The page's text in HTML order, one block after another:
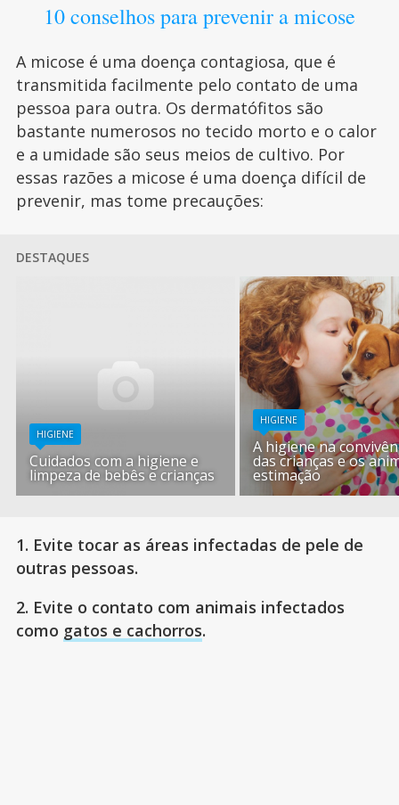
10 conselhos para prevenir a micose
A micose é uma doença contagiosa, que é
transmitida facilmente pelo contato de uma
pessoa para outra. Os dermatófitos são
bastante numerosos no tecido morto e o calor
e a umidade são seus meios de cultivo. Por
essas razões a micose é uma doença difícil de
prevenir, mas tome precauções:
DESTAQUES
HIGIENE
Cuidados com a higiene e
limpeza de bebês e crianças
HIGIENE
A higiene na
das crianças e os
estimação
1. Evite tocar as áreas infectadas de pele de
outras pessoas.
2. Evite o contato com animais infectados
como gatos e cachorros.